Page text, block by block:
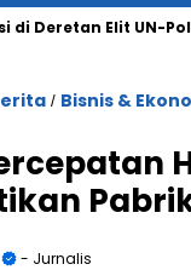
Elit UN-Polri
/ Bisnis &
- Jurnalis